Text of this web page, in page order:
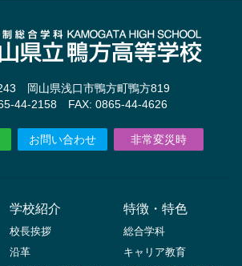
岡山県浅口市鴨方町鴨方819
44-2158 FAX: 0865-44-4626
お問い合わせ 非常変災時
学校紹介
校長挨拶
沿革
特徴・特色
総合学科
キャリア教育